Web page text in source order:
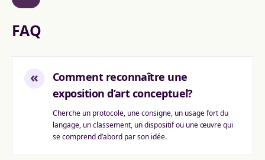
FAQ
«
Comment reconnaître une
exposition d’art conceptuel?
Cherche un protocole, une consigne, un usage fort du
langage, un classement, un dispositif ou une œuvre qui
se comprend d’abord par son idée.